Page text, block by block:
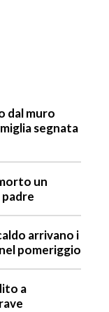
dal muro
segnata
un
arrivano i
pomeriggio
a